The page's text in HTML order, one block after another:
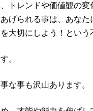
トレンドや価値観の
げられる事は、あな
大切にしよう！という
。
な事も沢山あります。